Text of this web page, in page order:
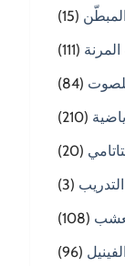
(15)
(111)
(84)
(210)
(20)
(3)
(108)
(96)